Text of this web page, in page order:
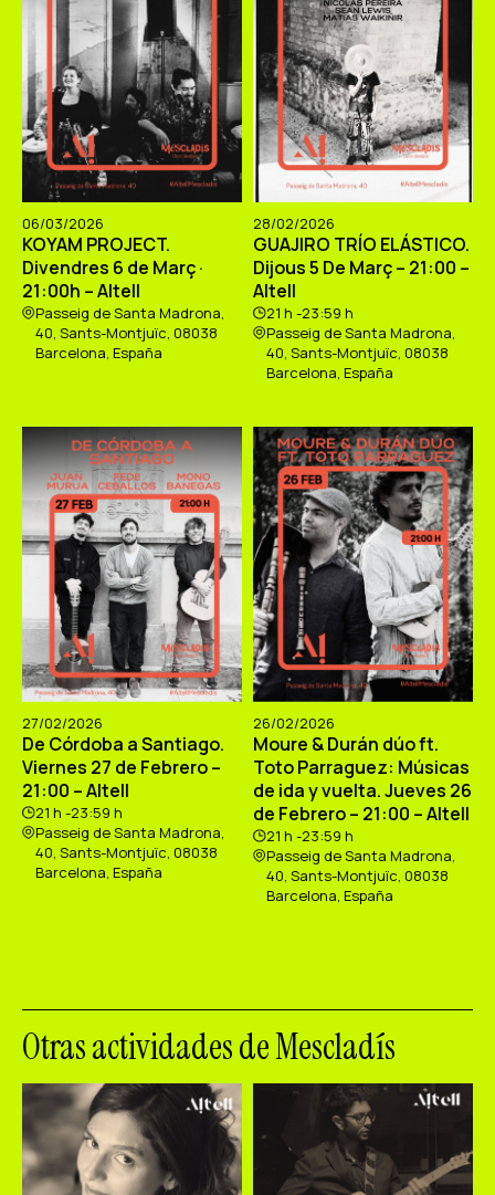
06/03/2026
KOYAM PROJECT.
Divendres 6 de Març ·
21:00h – Altell
Passeig de Santa Madrona,
40, Sants-Montjuïc, 08038
Barcelona, España
28/02/2026
GUAJIRO TRÍO ELÁSTICO.
Dijous 5 De Març – 21:00 –
Altell
21 h -23:59 h
Passeig de Santa Madrona,
40, Sants-Montjuïc, 08038
Barcelona, España
27/02/2026
De Córdoba a Santiago.
Viernes 27 de Febrero –
21:00 – Altell
21 h -23:59 h
Passeig de Santa Madrona,
40, Sants-Montjuïc, 08038
Barcelona, España
26/02/2026
Moure & Durán dúo ft.
Toto Parraguez: Músicas
de ida y vuelta. Jueves 26
de Febrero – 21:00 – Altell
21 h -23:59 h
Passeig de Santa Madrona,
40, Sants-Montjuïc, 08038
Barcelona, España
Otras actividades de Mescladís